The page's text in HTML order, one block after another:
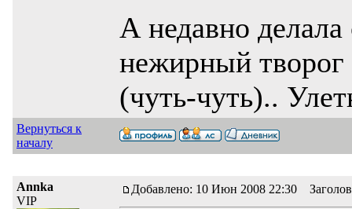
А недавно
нежирный творог
(чуть-чуть)..
Вернуться к
началу
Annka
VIP
Добавлено: 10 Июн 2008 22:30